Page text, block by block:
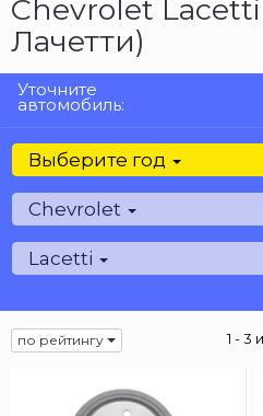
Chevrolet
Лачетти)
Уточните
автомобиль:
Выберите год
Chevrolet
Lacetti
по рейтингу 1 - 3